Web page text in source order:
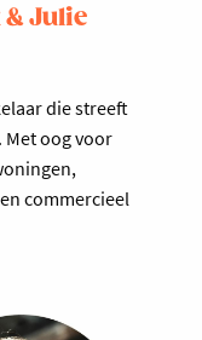
Julie
die streeft
oog voor
commercieel